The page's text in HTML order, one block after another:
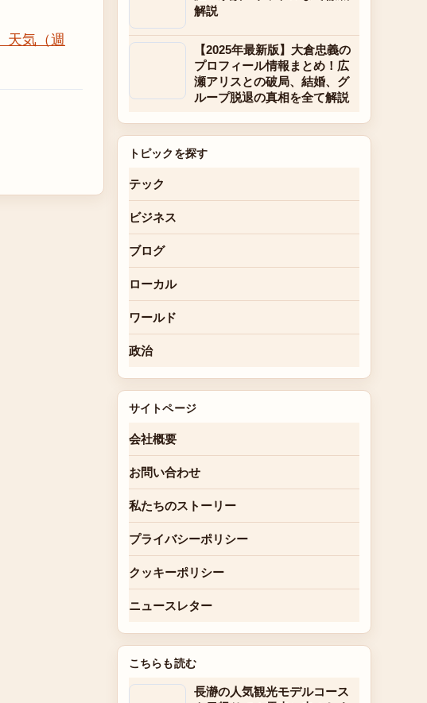
天気（週
解説
【2025年最新版】大倉忠義の
プロフィール情報まとめ！広
瀬アリスとの破局、結婚、グ
ループ脱退の真相を全て解説
トピックを探す
テック
ビジネス
ブログ
ローカル
ワールド
政治
サイトページ
会社概要
お問い合わせ
私たちのストーリー
プライバシーポリシー
クッキーポリシー
ニュースレター
こちらも読む
長瀞の人気観光モデルコース